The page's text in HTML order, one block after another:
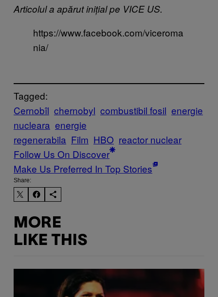
Articolul a apărut inițial pe VICE US.
https://www.facebook.com/viceroma
nia/
Tagged:
Cernobîl chernobyl combustibil fosil energie
nucleara energie
regenerabila Film HBO reactor nuclear
Follow Us On Discover
Make Us Preferred In Top Stories
Share:
MORE
LIKE THIS